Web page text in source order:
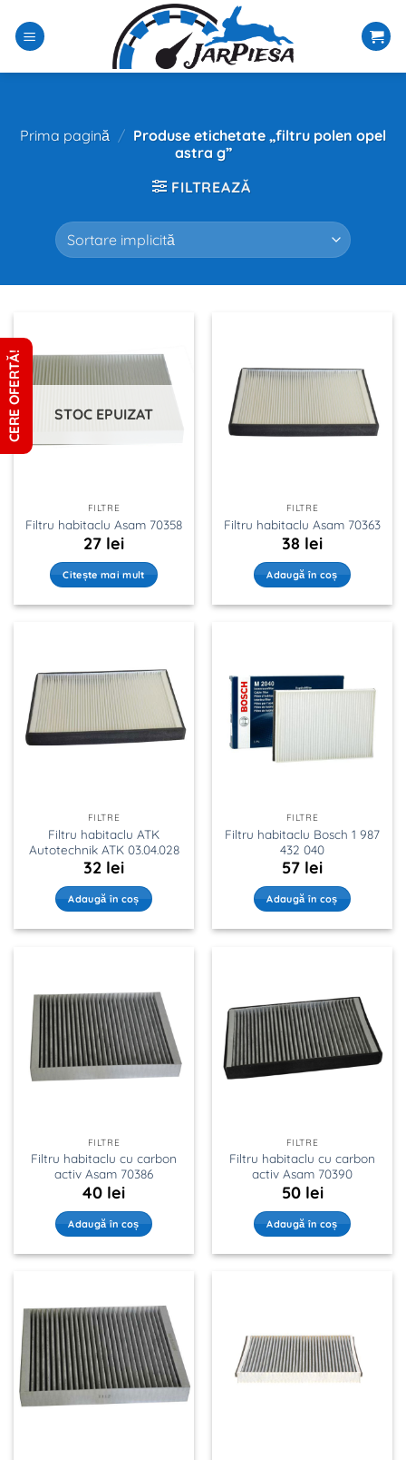
conținut
Prima pagină / Produse etichetate „filtru polen opel
astra g”
FILTREAZĂ
STOC EPUIZAT
FILTRE
Filtru habitaclu Asam 70358
27 lei
Citește mai mult
FILTRE
Filtru habitaclu Asam 70363
38 lei
Adaugă în coș
FILTRE
Filtru habitaclu ATK
Autotechnik ATK 03.04.028
32 lei
Adaugă în coș
FILTRE
Filtru habitaclu Bosch 1 987
432 040
57 lei
Adaugă în coș
FILTRE
Filtru habitaclu cu carbon
activ Asam 70386
40 lei
Adaugă în coș
FILTRE
Filtru habitaclu cu carbon
activ Asam 70390
50 lei
Adaugă în coș
CERE OFERTĂ!